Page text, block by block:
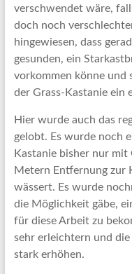
verschwendet wäre,
doch noch
hingewiesen, dass
gesunden, ein
vorkommen könne und
der Grass-Kastanie ein
Hier wurde auch das
gelobt. Es wurde noch
Kastanie bisher nur
Metern Entfernung zur
wässert. Es wurde
die Möglichkeit gäbe,
für diese Arbeit zu
sehr erleichtern und
stark erhöhen.